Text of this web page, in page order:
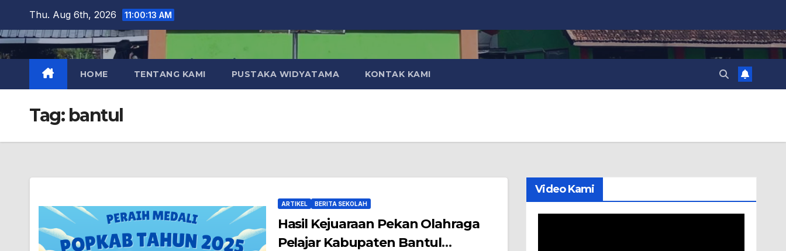
content
Thu. Aug 6th, 2026 11:00:14 AM
HOME TENTANG KAMI PUSTAKA WIDYATAMA KONTAK KAMI
Tag: bantul
ARTIKEL BERITA SEKOLAH
Hasil Kejuaraan Pekan Olahraga
Pelajar Kabupaten Bantul
Video Kami